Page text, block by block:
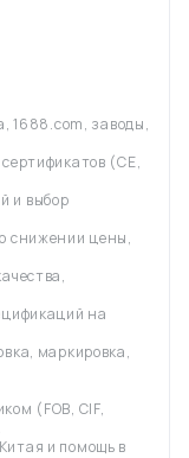
1688.com, заводы,
(CE,
и выбор
снижении цены,
на
маркировка,
(FOB, CIF,
и помощь в